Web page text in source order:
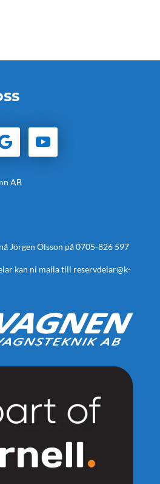
AB
Jörgen Olsson på0705-826 597
kan ni maila till reservdelar@k-